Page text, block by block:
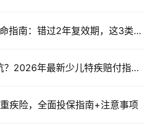
错过2年复效期，这3类保险仍能复活
最新少儿特疾赔付指南，家长看完再决定！
疾险，全面投保指南+注意事项